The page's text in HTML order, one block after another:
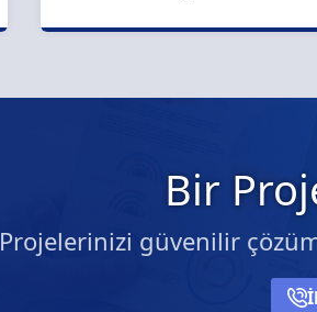
Bir
Projelerinizi güvenilir